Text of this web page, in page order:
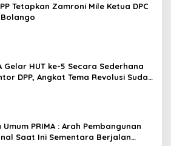
Tetapkan Zamroni Mile Ketua DPC
Gelar HUT ke-5 Secara Sederhana
DPP, Angkat Tema Revolusi Sudah
Umum PRIMA : Arah Pembangunan
Saat Ini Sementara Berjalan